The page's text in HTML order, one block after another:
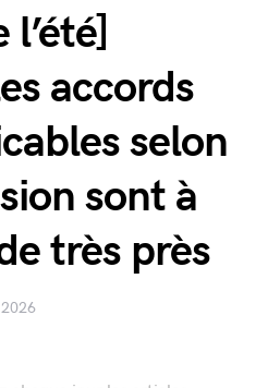
accords
selon
sont à
très près